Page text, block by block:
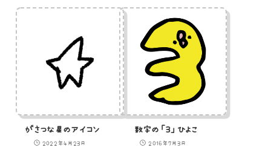
がさつな星のアイコン
2022年4月23日
数字の「３」ひよこ
2016年7月3日